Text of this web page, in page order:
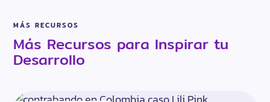
MÁS RECURSOS
Más Recursos para Inspirar tu
Desarrollo